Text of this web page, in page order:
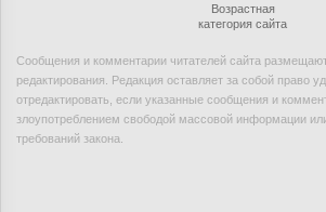
Возрастная
категория сайта
Сообщения и комментарии читателей сайта
редактирования. Редакция оставляет за собой право
отредактировать, если указанные сообщения и
злоупотреблением свободой массовой информации
требований закона.